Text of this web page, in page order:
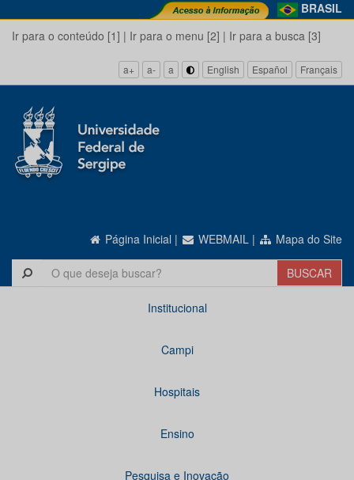
BRASIL
Ir para o conteúdo [1] | Ir para o menu [2] | Ir para a busca [3]
a+ a- a English Español Français
Página Inicial | WEBMAIL | Mapa do Site
Institucional
Campi
Hospitais
Ensino
Pesquisa e Inovação